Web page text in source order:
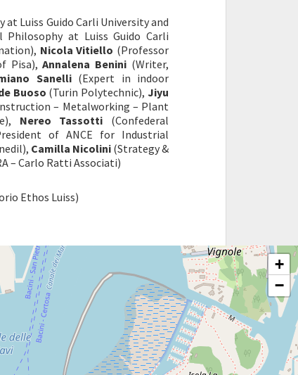
Luiss Guido Carli University and
at Luiss Guido Carli
Nicola Vitiello (Professor
Pisa),Annalena Benini (Writer,
Sanelli (Expert in indoor
Buoso (Turin Polytechnic),Jiyu
– Metalworking – Plant
Nereo Tassotti (Confederal
of ANCE for Industrial
Camilla Nicolini (Strategy &
– Carlo Ratti Associati)
Ethos Luiss)
+
−